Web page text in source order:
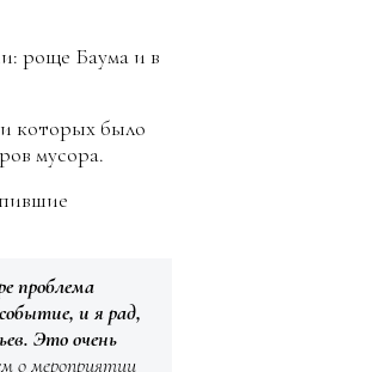
роще Баума и в
которых было
мусора.
проблема
и я рад,
Это очень
о мероприятии